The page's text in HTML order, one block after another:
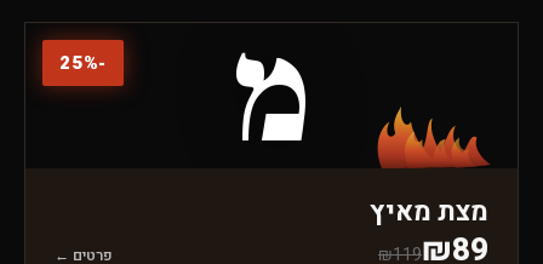
-
25% מ
מצת מאיץ
₪89
₪119 פרטים ←